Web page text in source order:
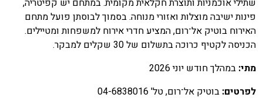
שתילי אוכמניות ותוצרת חקלאית מקומית. במתחם יש קפיטריה,
פינות ישיבה מוצלות ואזורי מנוחה. בסמוך לבוסתן פועל מתחם
האירוח בוטיק אל־רום, המציע חדרי אירוח למשפחות ומטיילים.
הכניסה לקטיף כרוכה בתשלום של 30 שקלים למבקר.
מתי: במהלך חודש יוני 2026
לפרטים: בוטיק אל־רום, טל' 04-6838016